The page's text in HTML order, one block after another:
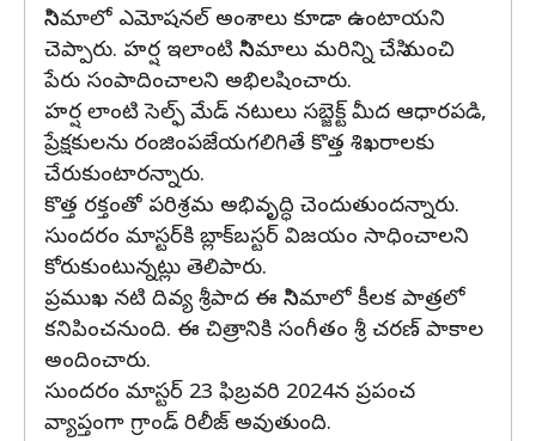
సినిమాలో ఎమోషనల్‌ అంశాలు కూడా ఉంటాయని
చెప్పారు. హర్ష ఇలాంటి సినిమాలు మరిన్ని చేసి మంచి
పేరు సంపాదించాలని అభిలషించారు.
హర్ష లాంటి సెల్ఫ్ మేడ్ నటులు సబ్జెక్ట్ మీద ఆధారపడి,
ప్రేక్షకులను రంజింపజేయగలిగితే కొత్త శిఖరాలకు
చేరుకుంటారన్నారు.
కొత్త రక్తంతో పరిశ్రమ అభివృద్ధి చెందుతుందన్నారు.
సుందరం మాస్టర్‌కి బ్లాక్‌బస్టర్ విజయం సాధించాలని
కోరుకుంటున్నట్లు తెలిపారు.
ప్రముఖ నటి దివ్య శ్రీపాద ఈ సినిమాలో కీలక పాత్రలో
కనిపించనుంది. ఈ చిత్రానికి సంగీతం శ్రీ చరణ్ పాకాల
అందించారు.
సుందరం మాస్టర్ 23 ఫిబ్రవరి 2024న ప్రపంచ
వ్యాప్తంగా గ్రాండ్ రిలీజ్ అవుతుంది.